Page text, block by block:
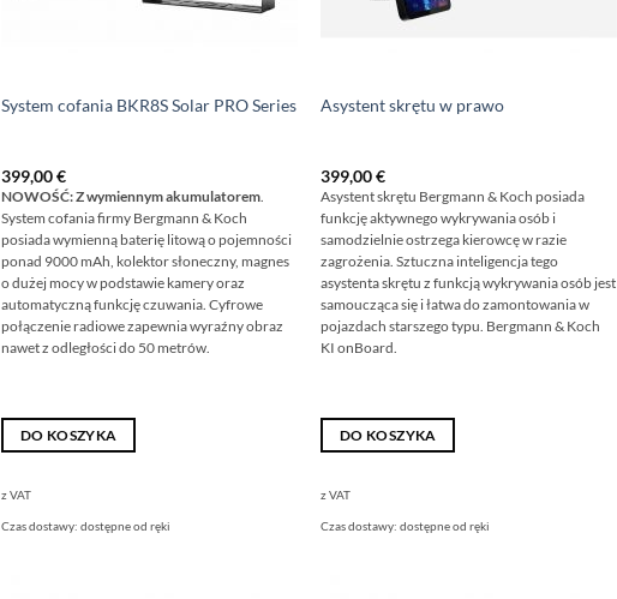
System cofania BKR8S Solar PRO Series
399,00€
NOWOŚĆ: Z wymiennym akumulatorem
System cofania firmy Bergmann & Koch
posiada wymienną baterię litową o pojemności
ponad 9000 mAh, kolektor słoneczny, magnes
o dużej mocy w podstawie kamery oraz
automatyczną funkcję czuwania. Cyfrowe
połączenie radiowe zapewnia wyraźny obraz
nawet z odległości do 50 metrów.
DO KOSZYKA
z VAT
Czas dostawy:dostępne od ręki
Asystent skrętu w prawo
399,00€
Asystent skrętu Bergmann & Koch posiada
funkcję aktywnego wykrywania osób i
samodzielnie ostrzega kierowcę w razie
zagrożenia. Sztuczna inteligencja tego
asystenta skrętu z funkcją wykrywania osób jest
samoucząca się i łatwa do zamontowania w
pojazdach starszego typu. Bergmann & Koch
KI onBoard.
DO KOSZYKA
z VAT
Czas dostawy:dostępne od ręki